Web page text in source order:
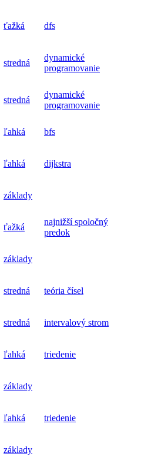
ťažká dfs
stredná
dynamické
programovanie
stredná
dynamické
programovanie
ľahká bfs
ľahká dijkstra
základy
ťažká
najnižší spoločný
predok
základy
stredná teória čísel
stredná intervalový strom
ľahká triedenie
základy
ľahká triedenie
základy